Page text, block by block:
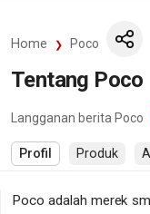
Home Poco
Tentang Poco
Langganan berita Poco
Profil Produk
Poco adalah merek